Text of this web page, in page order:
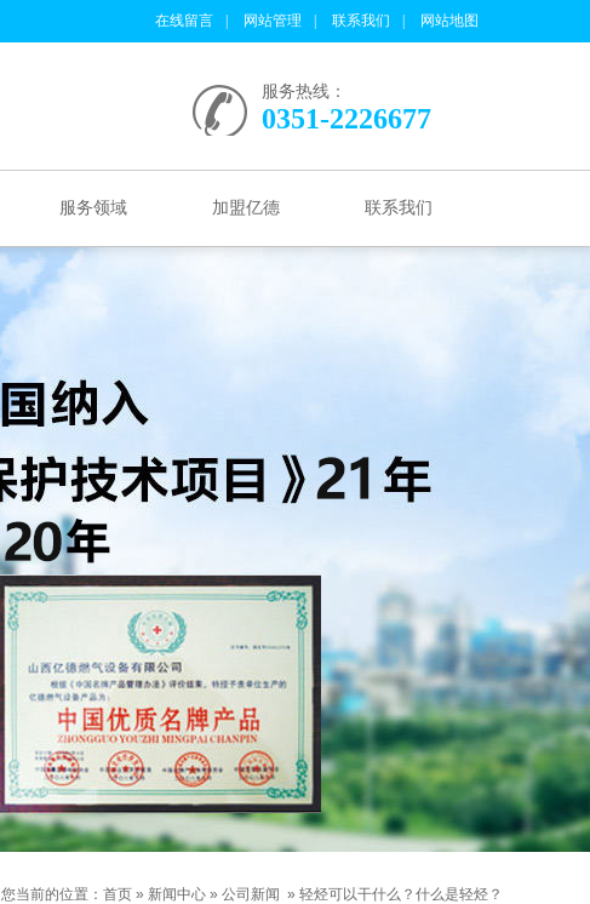
在线留言 网站管理 联系我们 网站地图
服务热线：
0351-2226677
服务领域 加盟亿德 联系我们
您当前的位置： 首页» 新闻中心» 公司新闻 » 轻烃可以干什么？什么是轻烃？